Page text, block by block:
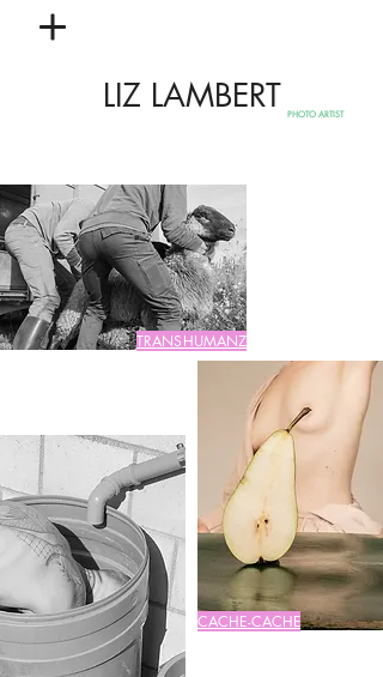
LIZ LAMBERT PHOTO ARTIST
TRANSHUMANZ
CACHE-CACHE